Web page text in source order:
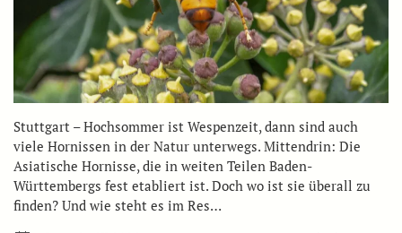
Stuttgart – Hochsommer ist Wespenzeit, dann sind auch
viele Hornissen in der Natur unterwegs. Mittendrin: Die
Asiatische Hornisse, die in weiten Teilen Baden-
Württembergs fest etabliert ist. Doch wo ist sie überall zu
finden? Und wie steht es im Res…